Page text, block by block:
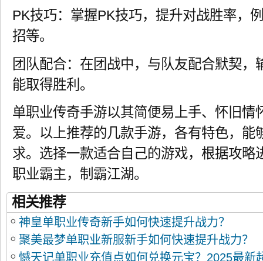
PK技巧：掌握PK技巧，提升对战胜率，
招等。
团队配合：在团战中，与队友配合默契，
能取得胜利。
单职业传奇手游以其简便易上手、怀旧情
爱。以上推荐的几款手游，各有特色，能
求。选择一款适合自己的游戏，根据攻略
职业霸主，制霸江湖。
相关推荐
神皇单职业传奇新手如何快速提升战力？
聚美最梦单职业新服新手如何快速提升战力？
憾天记单职业充值点如何兑换元宝？2025最新